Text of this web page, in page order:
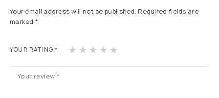
Your email address will not be published. Required fields are
marked*
YOUR RATING* 1 2 3 4